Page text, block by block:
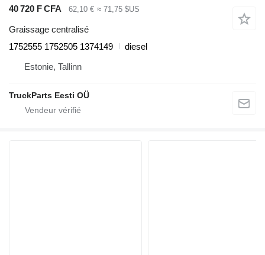
40 720 F CFA 62,10 € ≈ 71,75 $US
Graissage centralisé
1752555 1752505 1374149
diesel
Estonie, Tallinn
TruckParts Eesti OÜ